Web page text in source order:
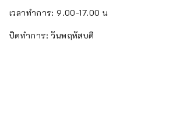
เวลาทำการ: 9.00-17.00 น
ปิดทำการ: วันพฤหัสบดี